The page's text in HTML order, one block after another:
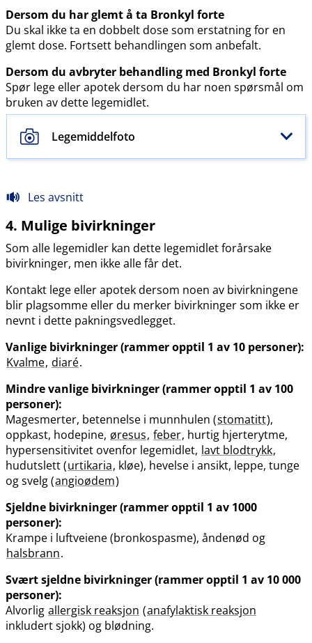
Dersom du har glemt å ta Bronkyl forte
Du skal ikke ta en dobbelt dose som erstatning for en
glemt dose. Fortsett behandlingen som anbefalt.
Dersom du avbryter behandling med Bronkyl forte
Spør lege eller apotek dersom du har noen spørsmål om
bruken av dette legemidlet.
Legemiddelfoto
Les avsnitt
4. Mulige bivirkninger
Som alle legemidler kan dette legemidlet forårsake
bivirkninger, men ikke alle får det.
Kontakt lege eller apotek dersom noen av bivirkningene
blir plagsomme eller du merker bivirkninger som ikke er
nevnt i dette pakningsvedlegget.
Vanlige bivirkninger (rammer opptil 1 av 10 personer):
Kvalme, diaré.
Mindre vanlige bivirkninger (rammer opptil 1 av 100
personer):
Magesmerter, betennelse i munnhulen (stomatitt),
oppkast, hodepine, øresus, feber, hurtig hjerterytme,
hypersensitivitet ovenfor legemidlet, lavt blodtrykk,
hudutslett (urtikaria, kløe), hevelse i ansikt, leppe, tunge
og svelg (angioødem)
Sjeldne bivirkninger (rammer opptil 1 av 1000
personer):
Krampe i luftveiene (bronkospasme), åndenød og
halsbrann.
Svært sjeldne bivirkninger (rammer opptil 1 av 10 000
personer):
Alvorlig allergisk reaksjon (anafylaktisk reaksjon
inkludert sjokk) og blødning.